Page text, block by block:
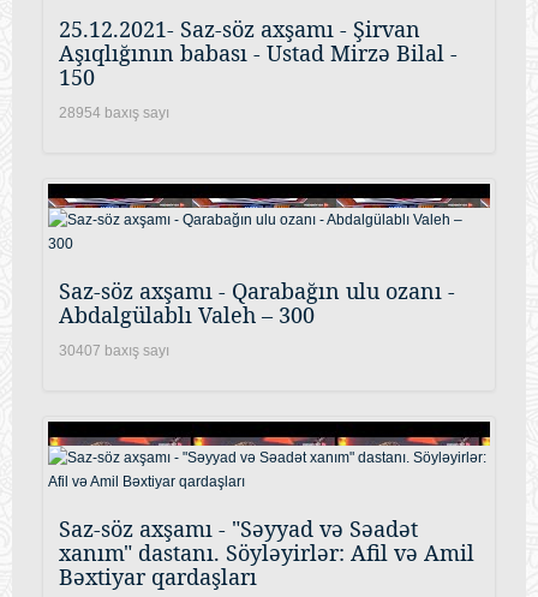
25.12.2021- Saz-söz axşamı - Şirvan
Aşıqlığının babası - Ustad Mirzə Bilal -
150
28954 baxış sayı
Saz-söz axşamı - Qarabağın ulu ozanı -
Abdalgülablı Valeh – 300
30407 baxış sayı
Saz-söz axşamı - "Səyyad və Səadət
xanım" dastanı. Söyləyirlər: Afil və Amil
Bəxtiyar qardaşları